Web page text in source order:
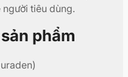
tiêu dùng.
phẩm